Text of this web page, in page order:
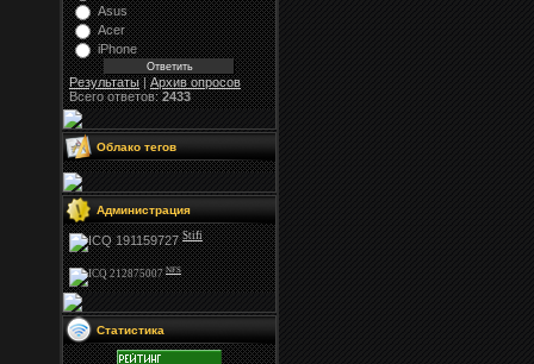
Asus
Acer
iPhone
Результаты|Архив опросов
Всего ответов:2433
Облако тегов
Администрация
Stifi
NFS
Статистика